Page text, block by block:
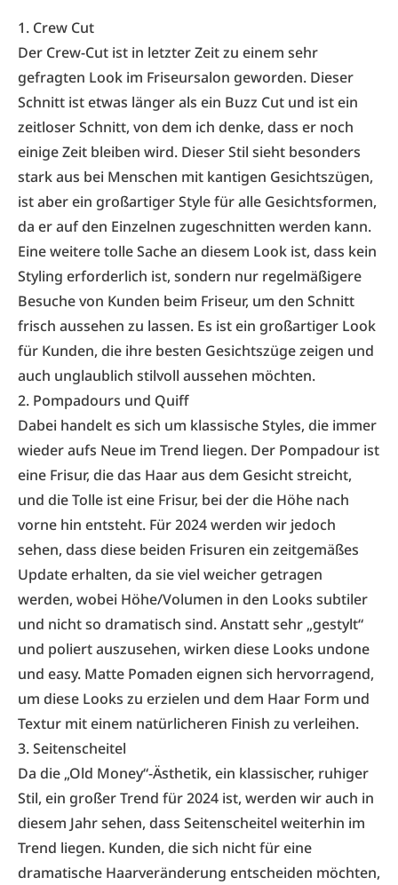
1. Crew Cut
Der Crew-Cut ist in letzter Zeit zu einem sehr
gefragten Look im Friseursalon geworden. Dieser
Schnitt ist etwas länger als ein Buzz Cut und ist ein
zeitloser Schnitt, von dem ich denke, dass er noch
einige Zeit bleiben wird. Dieser Stil sieht besonders
stark aus bei Menschen mit kantigen Gesichtszügen,
ist aber ein großartiger Style für alle Gesichtsformen,
da er auf den Einzelnen zugeschnitten werden kann.
Eine weitere tolle Sache an diesem Look ist, dass kein
Styling erforderlich ist, sondern nur regelmäßigere
Besuche von Kunden beim Friseur, um den Schnitt
frisch aussehen zu lassen. Es ist ein großartiger Look
für Kunden, die ihre besten Gesichtszüge zeigen und
auch unglaublich stilvoll aussehen möchten.
2. Pompadours und Quiff
Dabei handelt es sich um klassische Styles, die immer
wieder aufs Neue im Trend liegen. Der Pompadour ist
eine Frisur, die das Haar aus dem Gesicht streicht,
und die Tolle ist eine Frisur, bei der die Höhe nach
vorne hin entsteht. Für 2024 werden wir jedoch
sehen, dass diese beiden Frisuren ein zeitgemäßes
Update erhalten, da sie viel weicher getragen
werden, wobei Höhe/Volumen in den Looks subtiler
und nicht so dramatisch sind. Anstatt sehr „gestylt“
und poliert auszusehen, wirken diese Looks undone
und easy. Matte Pomaden eignen sich hervorragend,
um diese Looks zu erzielen und dem Haar Form und
Textur mit einem natürlicheren Finish zu verleihen.
3. Seitenscheitel
Da die „Old Money“-Ästhetik, ein klassischer, ruhiger
Stil, ein großer Trend für 2024 ist, werden wir auch in
diesem Jahr sehen, dass Seitenscheitel weiterhin im
Trend liegen. Kunden, die sich nicht für eine
dramatische Haarveränderung entscheiden möchten,